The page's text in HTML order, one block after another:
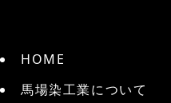
HOME
馬場染工業について